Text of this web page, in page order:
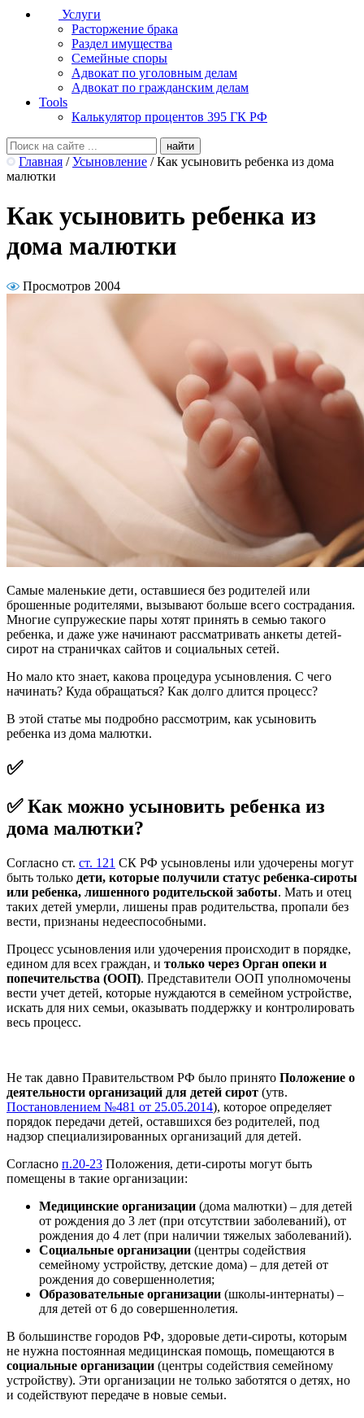
Услуги
Расторжение брака
Раздел имущества
Семейные споры
Адвокат по уголовным делам
Адвокат по гражданским делам
Tools
Калькулятор процентов 395 ГК РФ
Главная / Усыновление / Как усыновить ребенка из дома
малютки
Как усыновить ребенка из
дома малютки
Просмотров 2004
Самые маленькие дети, оставшиеся без родителей или
брошенные родителями, вызывают больше всего сострадания.
Многие супружеские пары хотят принять в семью такого
ребенка, и даже уже начинают рассматривать анкеты детей-
сирот на страничках сайтов и социальных сетей.
Но мало кто знает, какова процедура усыновления. С чего
начинать? Куда обращаться? Как долго длится процесс?
В этой статье мы подробно рассмотрим, как усыновить
ребенка из дома малютки.
✅
✅ Как можно усыновить ребенка из
дома малютки?
Согласно ст. ст. 121 СК РФ усыновлены или удочерены могут
быть только дети, которые получили статус ребенка-сироты
или ребенка, лишенного родительской заботы. Мать и отец
таких детей умерли, лишены прав родительства, пропали без
вести, признаны недееспособными.
Процесс усыновления или удочерения происходит в порядке,
едином для всех граждан, и только через Орган опеки и
попечительства (ООП). Представители ООП уполномочены
вести учет детей, которые нуждаются в семейном устройстве,
искать для них семьи, оказывать поддержку и контролировать
весь процесс.
Не так давно Правительством РФ было принято Положение о
деятельности организаций для детей сирот (утв.
Постановлением №481 от 25.05.2014), которое определяет
порядок передачи детей, оставшихся без родителей, под
надзор специализированных организаций для детей.
Согласно п.20-23 Положения, дети-сироты могут быть
помещены в такие организации:
Медицинские организации (дома малютки) – для детей
от рождения до 3 лет (при отсутствии заболеваний), от
рождения до 4 лет (при наличии тяжелых заболеваний).
Социальные организации (центры содействия
семейному устройству, детские дома) – для детей от
рождения до совершеннолетия;
Образовательные организации (школы-интернаты) –
для детей от 6 до совершеннолетия.
В большинстве городов РФ, здоровые дети-сироты, которым
не нужна постоянная медицинская помощь, помещаются в
социальные организации (центры содействия семейному
устройству). Эти организации не только заботятся о детях, но
и содействуют передаче в новые семьи.